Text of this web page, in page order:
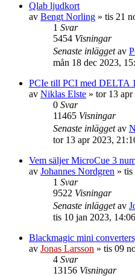
Qlab ljudkort
av Bengt Norling » tis 21
1 Svar
5454 Visningar
Senaste inläggetav
mån 18 dec 2023,
PCIe till PCI med DELTA
av Niklas Elste » tor 13
0 Svar
11465 Visningar
Senaste inläggetav
tor 13 apr 2023,
Vem säljer MicroCue 3
av Johannes Nordgren » tis
1 Svar
9522 Visningar
Senaste inläggetav
tis 10 jan 2023, 14:06
Blackmagic mini
av Jonas Larsson » tis 09
4 Svar
13156 Visningar